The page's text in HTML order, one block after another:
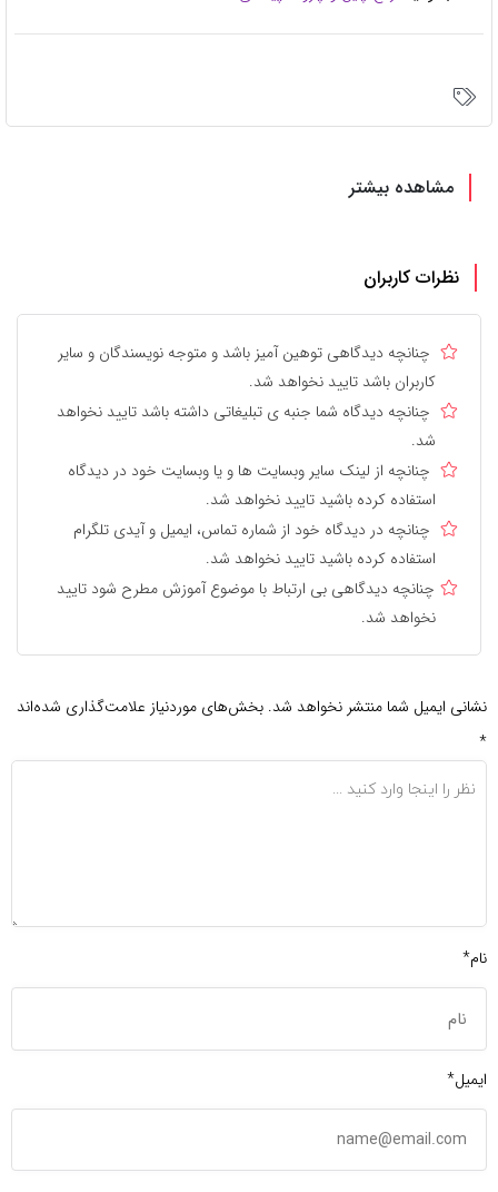
مشاهده بیشتر
نظرات کاربران
چنانچه دیدگاهی توهین آمیز باشد و متوجه نویسندگان و سایر
کاربران باشد تایید نخواهد شد.
چنانچه دیدگاه شما جنبه ی تبلیغاتی داشته باشد تایید نخواهد
شد.
چنانچه از لینک سایر وبسایت ها و یا وبسایت خود در دیدگاه
استفاده کرده باشید تایید نخواهد شد.
چنانچه در دیدگاه خود از شماره تماس، ایمیل و آیدی تلگرام
استفاده کرده باشید تایید نخواهد شد.
چنانچه دیدگاهی بی ارتباط با موضوع آموزش مطرح شود تایید
نخواهد شد.
نشانی ایمیل شما منتشر نخواهد شد. بخش‌های موردنیاز علامت‌گذاری شده‌اند
*
نام*
ایمیل*